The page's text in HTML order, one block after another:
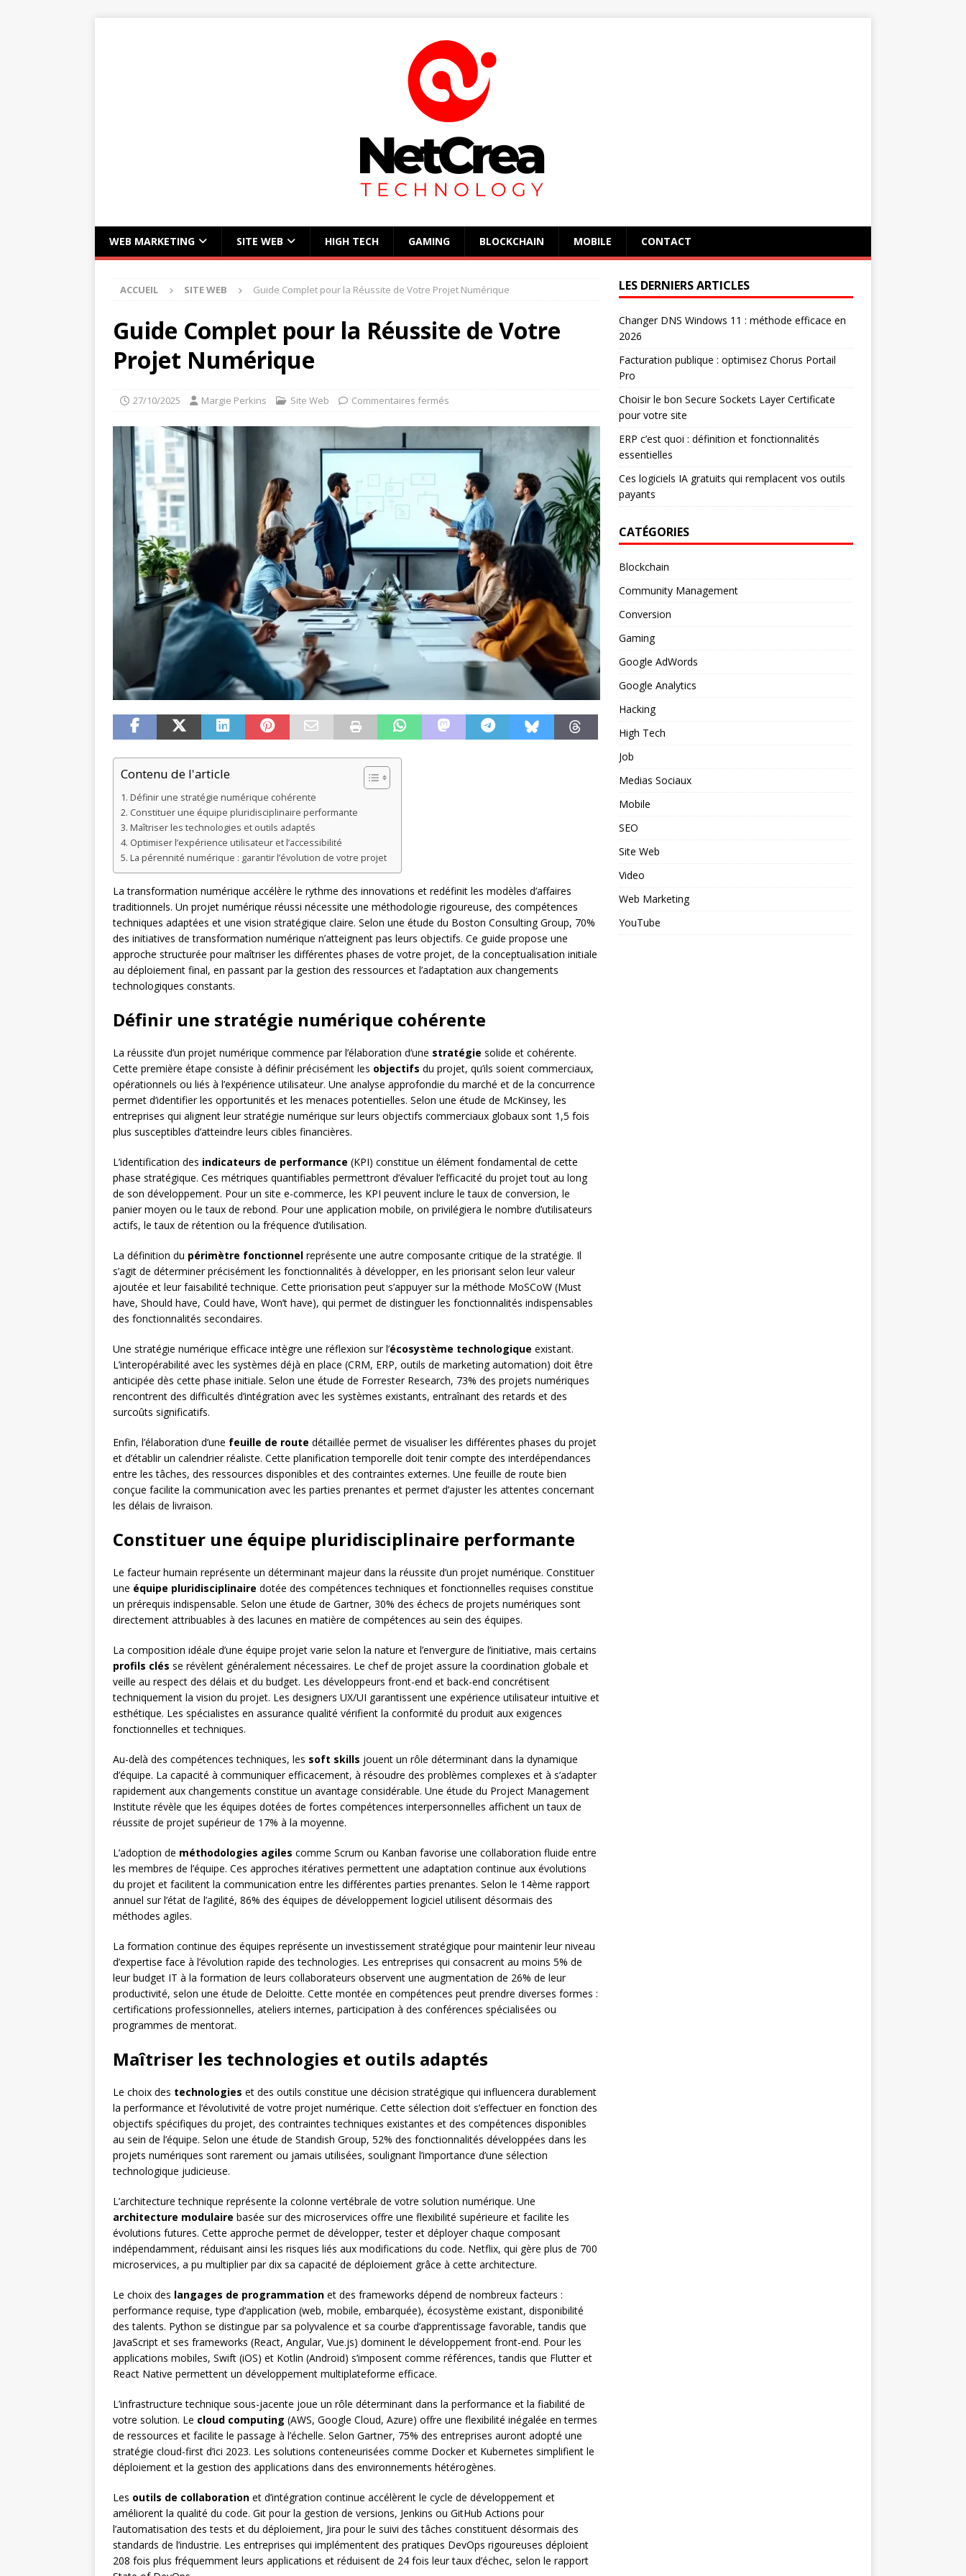
WEB MARKETING SITE WEB HIGH TECH GAMING BLOCKCHAIN MOBILE CONTACT
ACCUEIL SITE WEB Guide Complet pour la Réussite de Votre Projet Numérique
Guide Complet pour la Réussite de Votre
Projet Numérique
27/10/2025 Margie Perkins Site Web Commentaires fermés
Contenu de l'article
Définir une stratégie numérique cohérente
Constituer une équipe pluridisciplinaire performante
Maîtriser les technologies et outils adaptés
Optimiser l’expérience utilisateur et l’accessibilité
La pérennité numérique : garantir l’évolution de votre projet
La transformation numérique accélère le rythme des innovations et redéfinit les modèles d’affaires
traditionnels. Un projet numérique réussi nécessite une méthodologie rigoureuse, des compétences
techniques adaptées et une vision stratégique claire. Selon une étude du Boston Consulting Group, 70%
des initiatives de transformation numérique n’atteignent pas leurs objectifs. Ce guide propose une
approche structurée pour maîtriser les différentes phases de votre projet, de la conceptualisation initiale
au déploiement final, en passant par la gestion des ressources et l’adaptation aux changements
technologiques constants.
Définir une stratégie numérique cohérente
La réussite d’un projet numérique commence par l’élaboration d’une stratégie solide et cohérente.
Cette première étape consiste à définir précisément les objectifs du projet, qu’ils soient commerciaux,
opérationnels ou liés à l’expérience utilisateur. Une analyse approfondie du marché et de la concurrence
permet d’identifier les opportunités et les menaces potentielles. Selon une étude de McKinsey, les
entreprises qui alignent leur stratégie numérique sur leurs objectifs commerciaux globaux sont 1,5 fois
plus susceptibles d’atteindre leurs cibles financières.
L’identification des indicateurs de performance (KPI) constitue un élément fondamental de cette
phase stratégique. Ces métriques quantifiables permettront d’évaluer l’efficacité du projet tout au long
de son développement. Pour un site e-commerce, les KPI peuvent inclure le taux de conversion, le
panier moyen ou le taux de rebond. Pour une application mobile, on privilégiera le nombre d’utilisateurs
actifs, le taux de rétention ou la fréquence d’utilisation.
La définition du périmètre fonctionnel représente une autre composante critique de la stratégie. Il
s’agit de déterminer précisément les fonctionnalités à développer, en les priorisant selon leur valeur
ajoutée et leur faisabilité technique. Cette priorisation peut s’appuyer sur la méthode MoSCoW (Must
have, Should have, Could have, Won’t have), qui permet de distinguer les fonctionnalités indispensables
des fonctionnalités secondaires.
Une stratégie numérique efficace intègre une réflexion sur l’écosystème technologique existant.
L’interopérabilité avec les systèmes déjà en place (CRM, ERP, outils de marketing automation) doit être
anticipée dès cette phase initiale. Selon une étude de Forrester Research, 73% des projets numériques
rencontrent des difficultés d’intégration avec les systèmes existants, entraînant des retards et des
surcoûts significatifs.
Enfin, l’élaboration d’une feuille de route détaillée permet de visualiser les différentes phases du projet
et d’établir un calendrier réaliste. Cette planification temporelle doit tenir compte des interdépendances
entre les tâches, des ressources disponibles et des contraintes externes. Une feuille de route bien
conçue facilite la communication avec les parties prenantes et permet d’ajuster les attentes concernant
les délais de livraison.
Constituer une équipe pluridisciplinaire performante
Le facteur humain représente un déterminant majeur dans la réussite d’un projet numérique. Constituer
une équipe pluridisciplinaire dotée des compétences techniques et fonctionnelles requises constitue
un prérequis indispensable. Selon une étude de Gartner, 30% des échecs de projets numériques sont
directement attribuables à des lacunes en matière de compétences au sein des équipes.
La composition idéale d’une équipe projet varie selon la nature et l’envergure de l’initiative, mais certains
profils clés se révèlent généralement nécessaires. Le chef de projet assure la coordination globale et
veille au respect des délais et du budget. Les développeurs front-end et back-end concrétisent
techniquement la vision du projet. Les designers UX/UI garantissent une expérience utilisateur intuitive et
esthétique. Les spécialistes en assurance qualité vérifient la conformité du produit aux exigences
fonctionnelles et techniques.
Au-delà des compétences techniques, les soft skills jouent un rôle déterminant dans la dynamique
d’équipe. La capacité à communiquer efficacement, à résoudre des problèmes complexes et à s’adapter
rapidement aux changements constitue un avantage considérable. Une étude du Project Management
Institute révèle que les équipes dotées de fortes compétences interpersonnelles affichent un taux de
réussite de projet supérieur de 17% à la moyenne.
L’adoption de méthodologies agiles comme Scrum ou Kanban favorise une collaboration fluide entre
les membres de l’équipe. Ces approches itératives permettent une adaptation continue aux évolutions
du projet et facilitent la communication entre les différentes parties prenantes. Selon le 14ème rapport
annuel sur l’état de l’agilité, 86% des équipes de développement logiciel utilisent désormais des
méthodes agiles.
La formation continue des équipes représente un investissement stratégique pour maintenir leur niveau
d’expertise face à l’évolution rapide des technologies. Les entreprises qui consacrent au moins 5% de
leur budget IT à la formation de leurs collaborateurs observent une augmentation de 26% de leur
productivité, selon une étude de Deloitte. Cette montée en compétences peut prendre diverses formes :
certifications professionnelles, ateliers internes, participation à des conférences spécialisées ou
programmes de mentorat.
Maîtriser les technologies et outils adaptés
Le choix des technologies et des outils constitue une décision stratégique qui influencera durablement
la performance et l’évolutivité de votre projet numérique. Cette sélection doit s’effectuer en fonction des
objectifs spécifiques du projet, des contraintes techniques existantes et des compétences disponibles
au sein de l’équipe. Selon une étude de Standish Group, 52% des fonctionnalités développées dans les
projets numériques sont rarement ou jamais utilisées, soulignant l’importance d’une sélection
technologique judicieuse.
L’architecture technique représente la colonne vertébrale de votre solution numérique. Une
architecture modulaire basée sur des microservices offre une flexibilité supérieure et facilite les
évolutions futures. Cette approche permet de développer, tester et déployer chaque composant
indépendamment, réduisant ainsi les risques liés aux modifications du code. Netflix, qui gère plus de 700
microservices, a pu multiplier par dix sa capacité de déploiement grâce à cette architecture.
Le choix des langages de programmation et des frameworks dépend de nombreux facteurs :
performance requise, type d’application (web, mobile, embarquée), écosystème existant, disponibilité
des talents. Python se distingue par sa polyvalence et sa courbe d’apprentissage favorable, tandis que
JavaScript et ses frameworks (React, Angular, Vue.js) dominent le développement front-end. Pour les
applications mobiles, Swift (iOS) et Kotlin (Android) s’imposent comme références, tandis que Flutter et
React Native permettent un développement multiplateforme efficace.
L’infrastructure technique sous-jacente joue un rôle déterminant dans la performance et la fiabilité de
votre solution. Le cloud computing (AWS, Google Cloud, Azure) offre une flexibilité inégalée en termes
de ressources et facilite le passage à l’échelle. Selon Gartner, 75% des entreprises auront adopté une
stratégie cloud-first d’ici 2023. Les solutions conteneurisées comme Docker et Kubernetes simplifient le
déploiement et la gestion des applications dans des environnements hétérogènes.
Les outils de collaboration et d’intégration continue accélèrent le cycle de développement et
améliorent la qualité du code. Git pour la gestion de versions, Jenkins ou GitHub Actions pour
l’automatisation des tests et du déploiement, Jira pour le suivi des tâches constituent désormais des
standards de l’industrie. Les entreprises qui implémentent des pratiques DevOps rigoureuses déploient
208 fois plus fréquemment leurs applications et réduisent de 24 fois leur taux d’échec, selon le rapport
LES DERNIERS ARTICLES
Changer DNS Windows 11 : méthode efficace en
2026
Facturation publique : optimisez Chorus Portail
Pro
Choisir le bon Secure Sockets Layer Certificate
pour votre site
ERP c’est quoi : définition et fonctionnalités
essentielles
Ces logiciels IA gratuits qui remplacent vos outils
payants
CATÉGORIES
Blockchain
Community Management
Conversion
Gaming
Google AdWords
Google Analytics
Hacking
High Tech
Job
Medias Sociaux
Mobile
SEO
Site Web
Video
Web Marketing
YouTube